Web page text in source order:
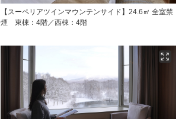
【スーペリアツインマウンテンサイド】24.6㎡ 全室禁
煙 東棟：4階／西棟：4階